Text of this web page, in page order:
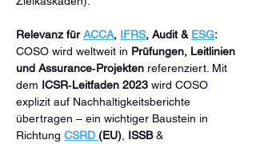
Relevanz für ACCA, IFRS, Audit & ESG:
COSO wird weltweit in Prüfungen, Leitlinien
und Assurance‑Projekten referenziert. Mit
dem ICSR‑Leitfaden 2023 wird COSO
explizit auf Nachhaltigkeitsberichte
übertragen – ein wichtiger Baustein in
Richtung CSRD (EU) ISSB &